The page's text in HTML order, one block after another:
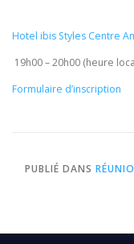
Hotel ibis Styles Centre
19h00 – 20h00 (heure
Formulaire d’inscription
PUBLIÉ DANS